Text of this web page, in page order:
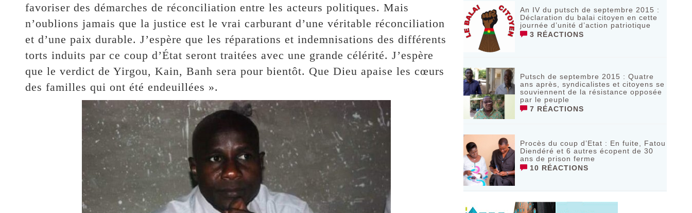
favoriser des démarches de réconciliation entre les acteurs politiques. Mais
n’oublions jamais que la justice est le vrai carburant d’une véritable réconciliation
et d’une paix durable. J’espère que les réparations et indemnisations des différents
torts induits par ce coup d’État seront traitées avec une grande célérité. J’espère
que le verdict de Yirgou, Kain, Banh sera pour bientôt. Que Dieu apaise les cœurs
des familles qui ont été endeuillées ».
An IV du putsch de septembre 2015 :
Déclaration du balai citoyen en cette
journée d’unité d’action patriotique
3 RÉACTIONS
Putsch de septembre 2015 : Quatre
ans après, syndicalistes et citoyens se
souviennent de la résistance opposée
par le peuple
7 RÉACTIONS
Procès du coup d’Etat : En fuite, Fatou
Diendéré et 6 autres écopent de 30
ans de prison ferme
10 RÉACTIONS